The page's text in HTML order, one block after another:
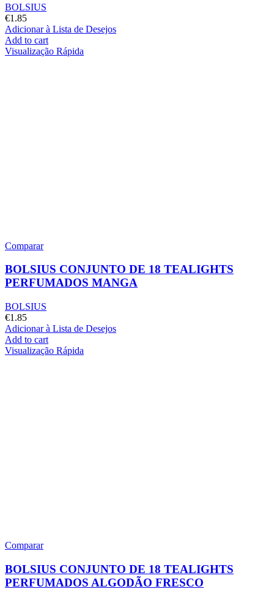
BOLSIUS
€1.85
Adicionar à Lista de Desejos
Add to cart
Visualização Rápida
Comparar
BOLSIUS CONJUNTO DE 18 TEALIGHTS
PERFUMADOS MANGA
BOLSIUS
€1.85
Adicionar à Lista de Desejos
Add to cart
Visualização Rápida
Comparar
BOLSIUS CONJUNTO DE 18 TEALIGHTS
PERFUMADOS ALGODÃO FRESCO